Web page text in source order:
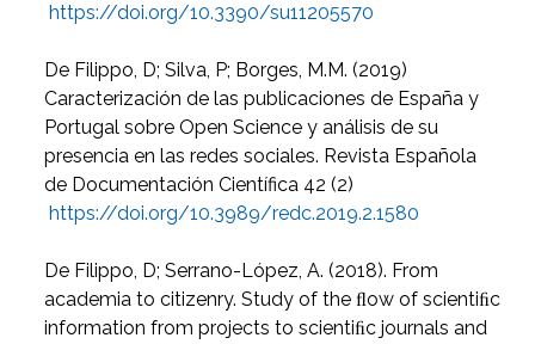
https://doi.org/10.3390/su11205570
De Filippo, D; Silva, P; Borges, M.M. (2019)
Caracterización de las publicaciones de España y
Portugal sobre Open Science y análisis de su
presencia en las redes sociales. Revista Española
de Documentación Científica 42 (2)
https://doi.org/10.3989/redc.2019.2.1580
De Filippo, D; Serrano-López, A. (2018). From
academia to citizenry. Study of the ﬂow of scientiﬁc
information from projects to scientiﬁc journals and